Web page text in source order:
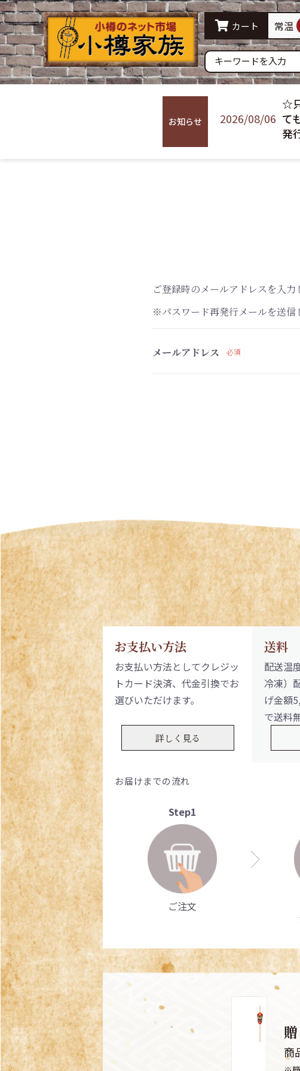
カート 常温
水産品 農産品
すり身 蒲鉾 その他加工品
常温配送 冷蔵配送
お知らせ 2026/08/06
☆
て
発
ご登録時のメールアドレスを入力
※パスワード再発行メールを送信
メールアドレス 必須
お支払い方法
お支払い方法としてクレジッ
トカード決済、代金引換でお
選びいただけます。
詳しく見る
送料
配送温
冷凍）
げ金額
で送料
お届けまでの流れ
Step1
ご注文
商